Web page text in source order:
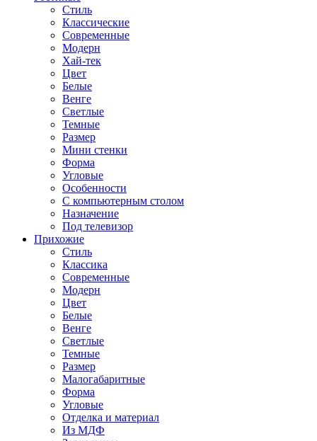
Стиль
Классические
Современные
Модерн
Хай-тек
Цвет
Белые
Венге
Светлые
Темные
Размер
Мини стенки
Форма
Угловые
Особенности
С компьютерным столом
Назначение
Под телевизор
Прихожие
Стиль
Классика
Современные
Модерн
Цвет
Белые
Венге
Светлые
Темные
Размер
Малогабаритные
Форма
Угловые
Отделка и материал
Из МДФ